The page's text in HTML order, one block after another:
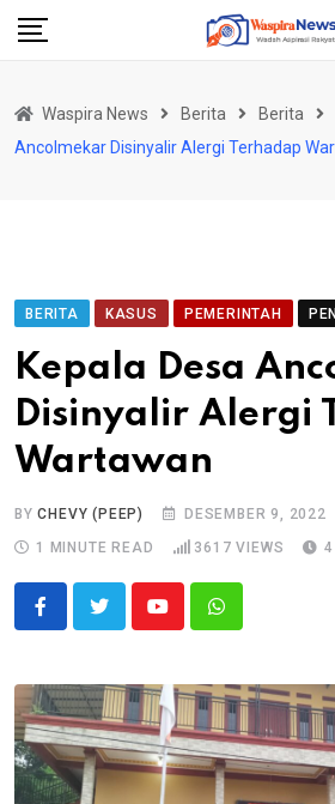
Skip
Waspira News Berita Berita
Ancolmekar Disinyalir Alergi Terhadap
BERITA KASUS PEMERINTAH
Kepala Desa
Disinyalir Alergi
Wartawan
BYCHEVY (PEEP) DESEMBER 9, 2022
1 MINUTE READ
3617 VIEWS
YoutubeWhatsapp